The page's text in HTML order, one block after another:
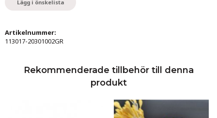
Lägg i önskelista
Artikelnummer:
113017-20301002GR
Rekommenderade tillbehör till denna
produkt